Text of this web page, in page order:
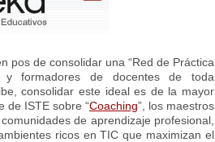
pos de consolidar una “Red de Práctica
y formadores de docentes de toda
consolidar este ideal es de la mayor
de ISTE sobre “Coaching”, los maestros
de aprendizaje profesional,
ricos en TIC que maximizan el